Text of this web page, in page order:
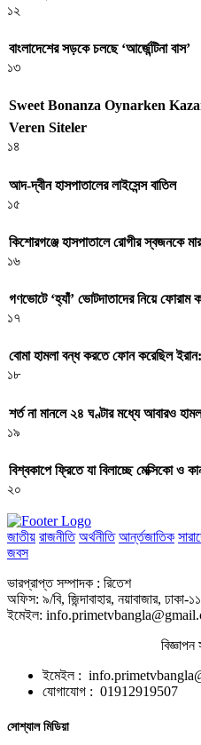
১২
বাংলাদেশের সড়কে চলছে ‘আর্জেন্টিনা বাস’
১৩
Sweet Bonanza Oynarken
Veren Siteler
১৪
আদ-দ্বীন হাসপাতালের লাইসেন্স বাতিল
১৫
কিশোরগঞ্জে হাসপাতালে রোগীর স্বজনকে
১৬
গণভোটে ‘হ্যাঁ’ ভোটদাতাদের নিয়ে ফোরাম
১৭
বোমা হামলা বন্ধ করতে ফোন করেছিল ইরান:
১৮
শর্ত না মানলে ২৪ ঘণ্টার মধ্যে আবারও
১৯
বিশ্বকাপে ফ্রিতে যা বিলাচ্ছে মেক্সিকো ও
২০
জাতীয় রাজনীতি অর্থনীতি আর্ন্তজাতিক
জবস
ভারপ্রাপ্ত সম্পাদক : রিতেশ
অফিস: ৯/বি, জিন্দাবাহার, নয়াবাজার,
ইমেইল:
বিজ্ঞাপন
ইমেইল :
যোগাযোগ : 01912919507
সোশ্যাল মিডিয়া